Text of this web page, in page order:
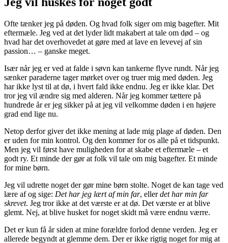
Ofte tænker jeg på døden. Og hvad folk siger om mig bagefter. Mit
eftermæle. Jeg ved at det lyder lidt makabert at tale om død – og
hvad har det overhovedet at gøre med at lave en levevej af sin
passion… – ganske meget.
Især når jeg er ved at falde i søvn kan tankerne flyve rundt. Når jeg
sænker paraderne tager mørket over og truer mig med døden. Jeg
har ikke lyst til at dø, i hvert fald ikke endnu. Jeg er ikke klar. Det
tror jeg vil ændre sig med alderen. Når jeg kommer tættere på
hundrede år er jeg sikker på at jeg vil velkomme døden i en højere
grad end lige nu.
Netop derfor giver det ikke mening at lade mig plage af døden. Den
er uden for min kontrol. Og den kommer for os alle på et tidspunkt.
Men jeg vil først have muligheden for at skabe et eftermæle – et
godt ry. Et minde der gør at folk vil tale om mig bagefter. Et minde
for mine børn.
Jeg vil udrette noget der gør mine børn stolte. Noget de kan tage ved
lære af og sige: Det har jeg lært af min far, ellerdet har min far
skrevet. Jeg tror ikke at det værste er at dø. Det værste er at blive
glemt. Nej, at blive husket for noget skidt må være endnu værre.
Det er kun få år siden at mine forældre forlod denne verden. Jeg er
allerede begyndt at glemme dem. Der er ikke rigtig noget for mig at